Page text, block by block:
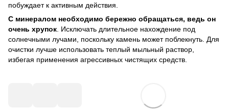
побуждает к активным действия.
С минералом необходимо бережно обращаться, ведь он
очень хрупок. Исключать длительное нахождение под
солнечными лучами, поскольку камень может поблекнуть. Для
очистки лучше использовать теплый мыльный раствор,
избегая применения агрессивных чистящих средств.